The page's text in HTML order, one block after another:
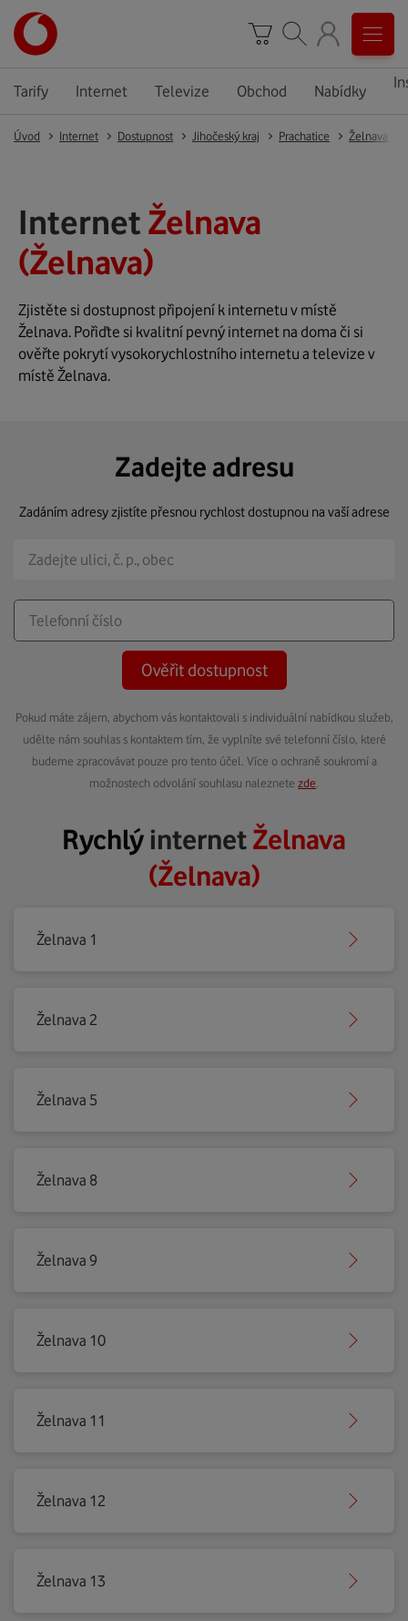
Tarify Internet Televize Obchod Nabídky
Úvod Internet Dostupnost Jihočeský kraj Prachatice Želnava
Internet Želnava
(Želnava)
Zjistěte si dostupnost připojení k internetu v místě
Želnava. Pořiďte si kvalitní pevný internet na doma či si
ověřte pokrytí vysokorychlostního internetu a televize v
místě Želnava.
Zadejte adresu
Zadáním adresy zjistíte přesnou rychlost dostupnou na vaší adrese
Ověřit dostupnost
Pokud máte zájem, abychom vás kontaktovali s individuální nabídkou služeb,
udělte nám souhlas s kontaktem tím, že vyplníte své telefonní číslo, které
budeme zpracovávat pouze pro tento účel. Více o ochraně soukromí a
možnostech odvolání souhlasu naleznete zde
RychlýinternetŽelnava
(Želnava)
Želnava 1
Želnava 2
Želnava 5
Želnava 8
Želnava 9
Želnava 10
Želnava 11
Želnava 12
Želnava 13